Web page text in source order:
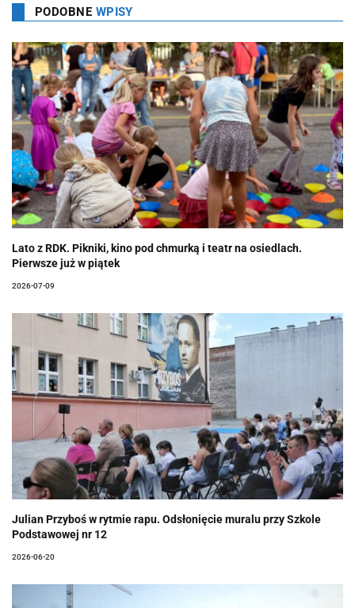
PODOBNE WPISY
Lato z RDK. Pikniki, kino pod chmurką i teatr na osiedlach.
Pierwsze już w piątek
2026-07-09
Julian Przyboś w rytmie rapu. Odsłonięcie muralu przy Szkole
Podstawowej nr 12
2026-06-20